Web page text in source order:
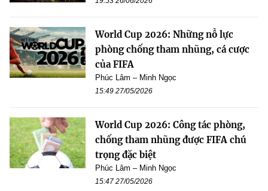
World Cup 2026: Những nỗ lực
phòng chống tham nhũng, cá cược
của FIFA
Phúc Lâm – Minh Ngọc
15:49 27/05/2026
World Cup 2026: Công tác phòng,
chống tham nhũng được FIFA chú
trọng đặc biệt
Phúc Lâm – Minh Ngọc
15:47 27/05/2026